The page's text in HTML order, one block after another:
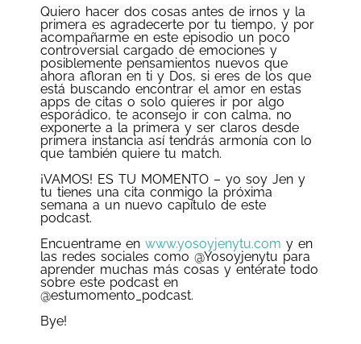
Quiero hacer dos cosas antes de irnos y la
primera es agradecerte por tu tiempo, y por
acompañarme en este episodio un poco
controversial cargado de emociones y
posiblemente pensamientos nuevos que
ahora afloran en ti y Dos, si eres de los que
está buscando encontrar el amor en estas
apps de citas o solo quieres ir por algo
esporádico, te aconsejo ir con calma, no
exponerte a la primera y ser claros desde
primera instancia así tendrás armonía con lo
que también quiere tu match.
¡VAMOS! ES TU MOMENTO – yo soy Jen y
tu tienes una cita conmigo la próxima
semana a un nuevo capítulo de este
podcast.
Encuentrame en www.yosoyjenytu.com y en
las redes sociales como @Yosoyjenytu para
aprender muchas más cosas y entérate todo
sobre este podcast en
@estumomento_podcast.
Bye!